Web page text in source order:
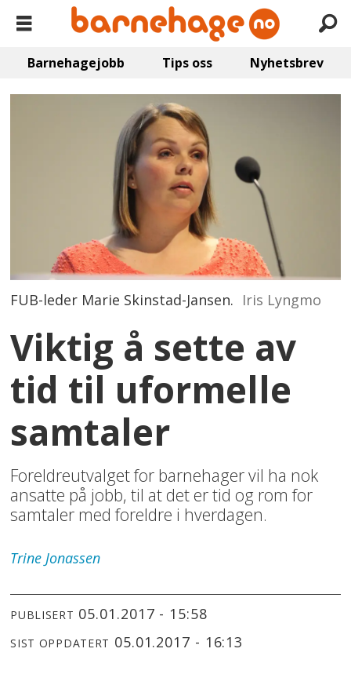
Barnehagejobb Tips oss Nyhetsbrev
FUB-leder Marie Skinstad-Jansen. Iris Lyngmo
Viktig å sette av
tid til uformelle
samtaler
Foreldreutvalget for barnehager vil ha nok
ansatte på jobb, til at det er tid og rom for
samtaler med foreldre i hverdagen.
Trine Jonassen
PUBLISERT 05.01.2017 - 15:58
SIST OPPDATERT 05.01.2017 - 16:13